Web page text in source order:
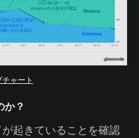
チャート
か？
起きていることを確認